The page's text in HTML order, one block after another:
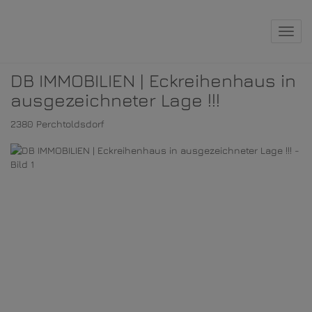
DB IMMOBILIEN | Eckreihenhaus in
ausgezeichneter Lage !!!
2380 Perchtoldsdorf